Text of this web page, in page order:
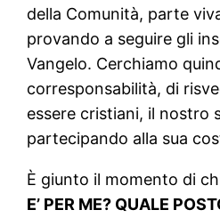
della Comunità, parte
provando a seguire gli
Vangelo. Cerchiamo
corresponsabilità, di
essere cristiani, il nostro
partecipando alla sua
È giunto il momento di
E’ PER ME? QUALE